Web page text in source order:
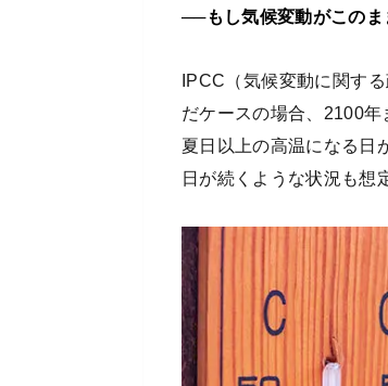
──もし気候変動がこのま
IPCC（気候変動に関す
だケースの場合、2100
夏日以上の高温になる日
日が続くような状況も想